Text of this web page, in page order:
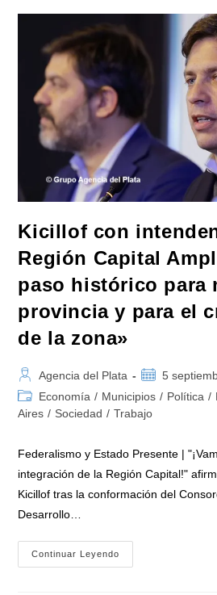
Universitario
28
«La
La
Dignidad
Y
El
Futuro
No
Son
Un
Negocio»
Kicillof con
Región Capital
paso histórico para
provincia y para el
de la zona»
Autor
de
la
Agencia del Plata
Publicación
de
la
5
Categoría
de
Economía / Municipios / Política /
Aires / Sociedad / Trabajo
Federalismo y Estado Presente |
integración de la Región Capital!"
Kicillof tras la conformación del
Desarrollo…
Continuar Leyendo
Con